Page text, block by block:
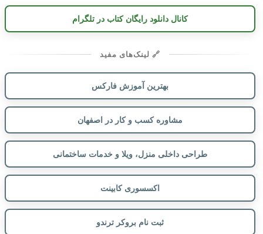
کانال دانلود رایگان کتاب در تلگرام
🔗 لینک‌های مفید
بهترین آموزش فارکس
مشاوره کسب و کار در اصفهان
طراحی داخلی منزل، ویلا و خدمات ساختمانی
اکسسوری کابینت
ثبت نام بروکر ترندو